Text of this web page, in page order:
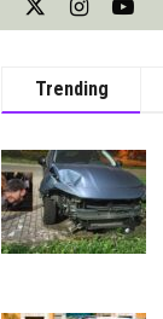
Trending